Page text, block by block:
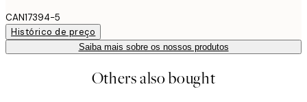
CAN17394-5
Histórico de preço
Saiba mais sobre os nossos produtos
Others also bought